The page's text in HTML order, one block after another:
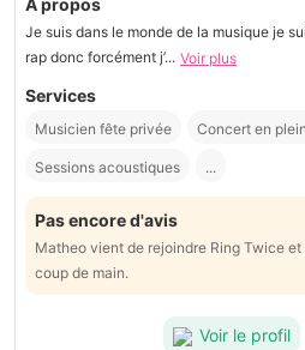
À propos
Je suis dans le monde de la musique je
rap donc forcément j’... Voir plus
Services
Musicien fête privée Concert en
Sessions acoustiques ...
Pas encore d'avis
Matheo vient de rejoindre Ring Twice
coup de main.
Voir le profil